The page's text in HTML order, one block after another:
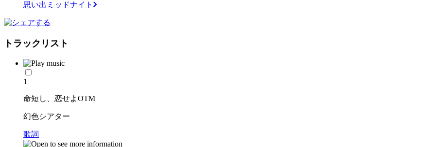
思い出ミッドナイト
トラックリスト
1
命短し、恋せよOTM
幻色シアター
歌詞